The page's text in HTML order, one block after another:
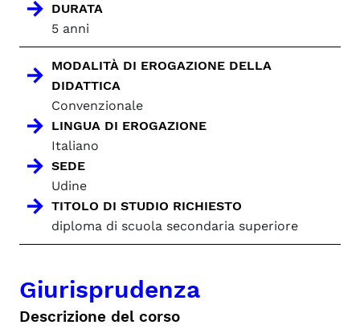
DURATA
5 anni
MODALITÀ DI EROGAZIONE DELLA
DIDATTICA
Convenzionale
LINGUA DI EROGAZIONE
Italiano
SEDE
Udine
TITOLO DI STUDIO RICHIESTO
diploma di scuola secondaria superiore
Giurisprudenza
Descrizione del corso